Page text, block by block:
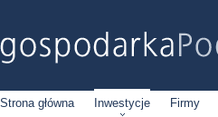
Strona główna Inwestycje Firmy